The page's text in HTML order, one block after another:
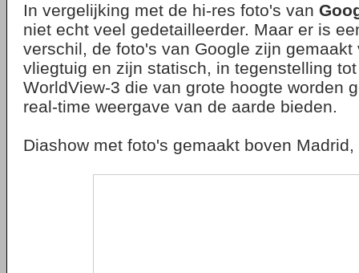
In vergelijking met de hi-res foto's van
niet echt veel gedetailleerder. Maar er is
verschil, de foto's van Google zijn gemaakt
vliegtuig en zijn statisch, in tegenstelling
WorldView-3 die van grote hoogte worden
real-time weergave van de aarde bieden.
Diashow met foto's gemaakt boven Madrid,